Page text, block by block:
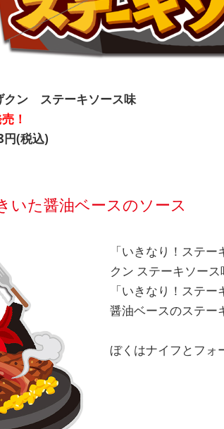
クン ステーキソース味
！
円(税込)
いた醤油ベースのソース
「いきなり！ステ
クン ステーキソース
「いきなり！ステ
醤油ベースのステー
ぼくはナイフとフォ